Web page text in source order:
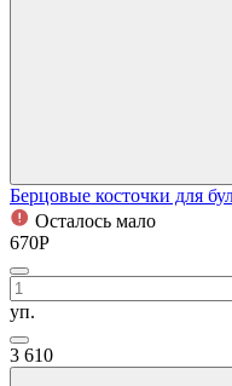
Берцовые косточки для
Осталось мало
670Р
уп.
3 610